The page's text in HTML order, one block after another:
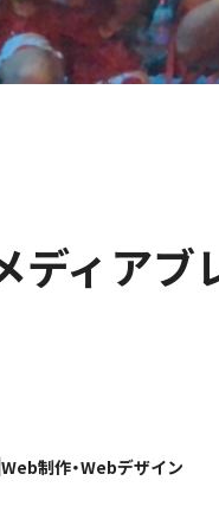
ディアブ
Web制作・Webデザイン